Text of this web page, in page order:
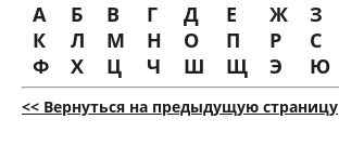
А Б В Г Д Е Ж З
К
Л М Н О П Р С
Ф
Х Ц Ч Ш Щ Э Ю
<< Вернуться на предыдущую страницу